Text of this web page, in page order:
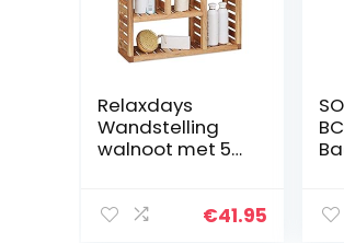
Relaxdays
Wandstelling
walnoot met 5
en woonkamer,
€41.95